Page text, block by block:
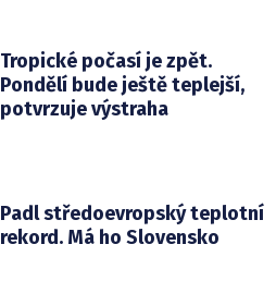
Tropické počasí je zpět.
Pondělí bude ještě teplejší,
potvrzuje výstraha
Padl středoevropský teplotní
rekord. Má ho Slovensko